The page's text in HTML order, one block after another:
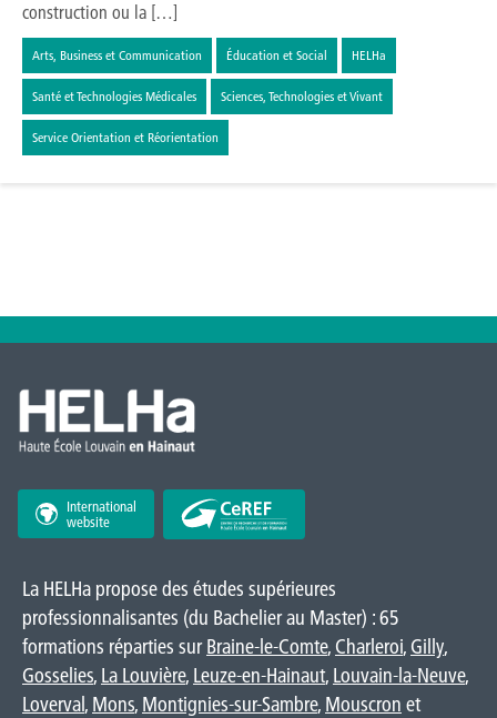
construction ou la […]
Arts, Business et Communication Éducation et Social HELHa
Santé et Technologies Médicales Sciences, Technologies et Vivant
Service Orientation et Réorientation
International
website
La HELHa propose des études supérieures
professionnalisantes (du Bachelier au Master) : 65
formations réparties surBraine-le-Comte, Charleroi, Gilly,
Gosselies, La Louvière, Leuze-en-Hainaut, Louvain-la-Neuve,
Loverval, Mons, Montignies-sur-Sambre, Mouscron et